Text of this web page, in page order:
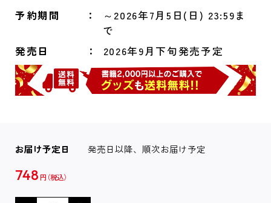
予約期間
～2026年7月5日(日) 23:59ま
で
発売日
2026年9月下旬発売予定
お届け予定日 発売日以降、順次お届け予定
748 円